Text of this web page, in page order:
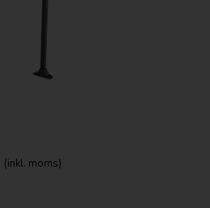
(inkl. moms)